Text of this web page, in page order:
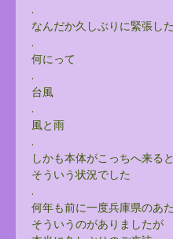
.
なんだか久しぶりに緊張し
.
何にって
.
台風
.
風と雨
.
しかも本体がこっちへ来る
そういう状況でした
.
何年も前に一度兵庫県のあ
そういうのがありましたが